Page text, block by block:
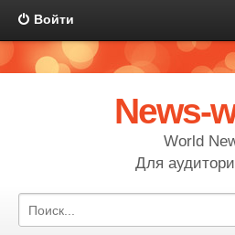
Войти
News-
World
Для